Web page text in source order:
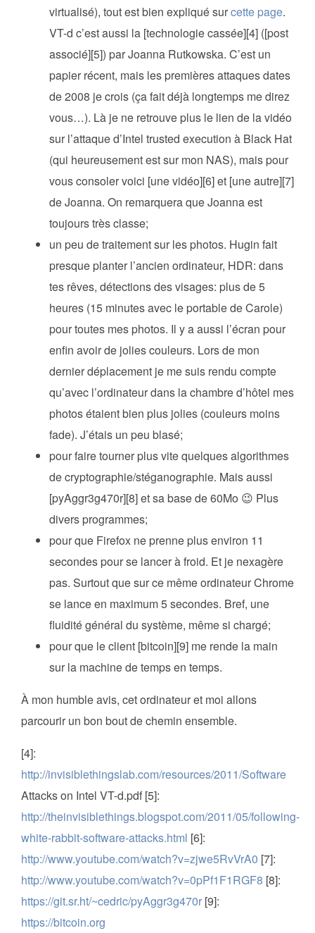
virtualisé), tout est bien expliqué surcette page.
VT-d c’est aussi la [technologie cassée][4] ([post
associé][5]) par Joanna Rutkowska. C’est un
papier récent, mais les premières attaques dates
de 2008 je crois (ça fait déjà longtemps me direz
vous…). Là je ne retrouve plus le lien de la vidéo
sur l’attaque d’Intel trusted execution à Black Hat
(qui heureusement est sur mon NAS), mais pour
vous consoler voici [une vidéo][6] et [une autre][7]
de Joanna. On remarquera que Joanna est
toujours très classe;
un peu de traitement sur les photos. Hugin fait
presque planter l’ancien ordinateur, HDR: dans
tes rêves, détections des visages: plus de 5
heures (15 minutes avec le portable de Carole)
pour toutes mes photos. Il y a aussi l’écran pour
enfin avoir de jolies couleurs. Lors de mon
dernier déplacement je me suis rendu compte
qu’avec l’ordinateur dans la chambre d’hôtel mes
photos étaient bien plus jolies (couleurs moins
fade). J’étais un peu blasé;
pour faire tourner plus vite quelques algorithmes
de cryptographie/stéganographie. Mais aussi
[pyAggr3g470r][8] et sa base de 60Mo 😉 Plus
divers programmes;
pour que Firefox ne prenne plus environ 11
secondes pour se lancer à froid. Et je nexagère
pas. Surtout que sur ce même ordinateur Chrome
se lance en maximum 5 secondes. Bref, une
fluidité général du système, même si chargé;
pour que le client [bitcoin][9] me rende la main
sur la machine de temps en temps.
À mon humble avis, cet ordinateur et moi allons
parcourir un bon bout de chemin ensemble.
[4]:
http://invisiblethingslab.com/resources/2011/Software
Attacks on Intel VT-d.pdf [5]:
http://theinvisiblethings.blogspot.com/2011/05/following-
white-rabbit-software-attacks.html [6]:
http://www.youtube.com/watch?v=zjwe5RvVrA0 [7]:
http://www.youtube.com/watch?v=0pPf1F1RGF8 [8]:
https://git.sr.ht/~cedric/pyAggr3g470r [9]:
https://bitcoin.org